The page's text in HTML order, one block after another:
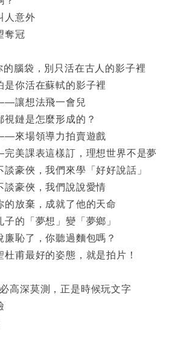
人意外
奪冠
的腦袋，別只活在古人的影子裡
你活在蘇軾的影子裡
讓想法飛一會兒
鏈是怎麼形成的？
來場領導力拍賣遊戲
美課表這樣訂，理想世界不是夢
豪俠，我們來學「好好說話」
豪俠，我們說說愛情
放棄，成就了他的天命
的「夢想」變「夢鄉」
恥了，你聽過麵包嗎？
甫最好的姿態，就是拍片！
高深莫測，正是時候玩文字